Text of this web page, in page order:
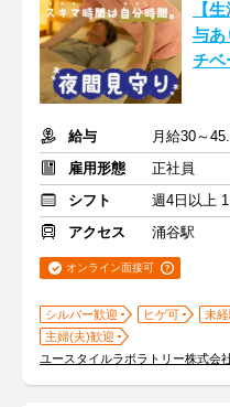
【
与あ
チ
給与
雇用形態
正社員
シフト
週4日以上
アクセス
涌谷駅
オンライン面接可
シルバー歓迎 ヒゲ可 未
主婦(夫)歓迎
ユースタイルラボラトリー株式会